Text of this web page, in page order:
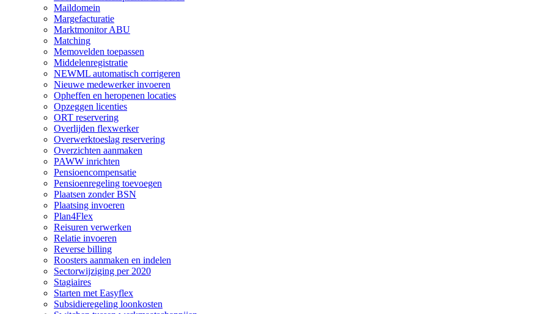
Maildomein
Margefacturatie
Marktmonitor ABU
Matching
Memovelden toepassen
Middelenregistratie
NEWML automatisch corrigeren
Nieuwe medewerker invoeren
Opheffen en heropenen locaties
Opzeggen licenties
ORT reservering
Overlijden flexwerker
Overwerktoeslag reservering
Overzichten aanmaken
PAWW inrichten
Pensioencompensatie
Pensioenregeling toevoegen
Plaatsen zonder BSN
Plaatsing invoeren
Plan4Flex
Reisuren verwerken
Relatie invoeren
Reverse billing
Roosters aanmaken en indelen
Sectorwijziging per 2020
Stagiaires
Starten met Easyflex
Subsidieregeling loonkosten